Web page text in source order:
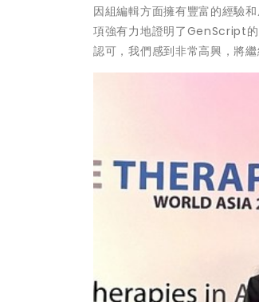
因組編輯方面擁有豐富的經驗
項強有力地證明了GenScript
認可，我們感到非常高興，將繼